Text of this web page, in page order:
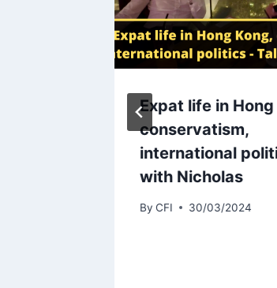
Expat life in Hong
conservatism,
international
with Nicholas
By CFI 30/03/2024